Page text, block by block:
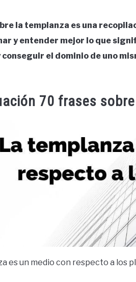
la templanza es una
y entender mejor lo que
el dominio de uno
70 frases
es un medio con respecto a los